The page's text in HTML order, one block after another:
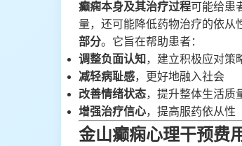
癫痫本身及其治疗过程可能给患
量，还可能降低药物治疗的依从
部分。它旨在帮助患者：
调整负面认知 ，建立积极应对策
减轻病耻感，更好地融入社会
改善情绪状态，提升整体生活质
增强治疗信心，提高服药依从性
金山癫痫心理干预费